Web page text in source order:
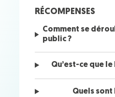
RÉCOMPENSES
Comment se
public ?
Qu’est-ce que le
Quels sont